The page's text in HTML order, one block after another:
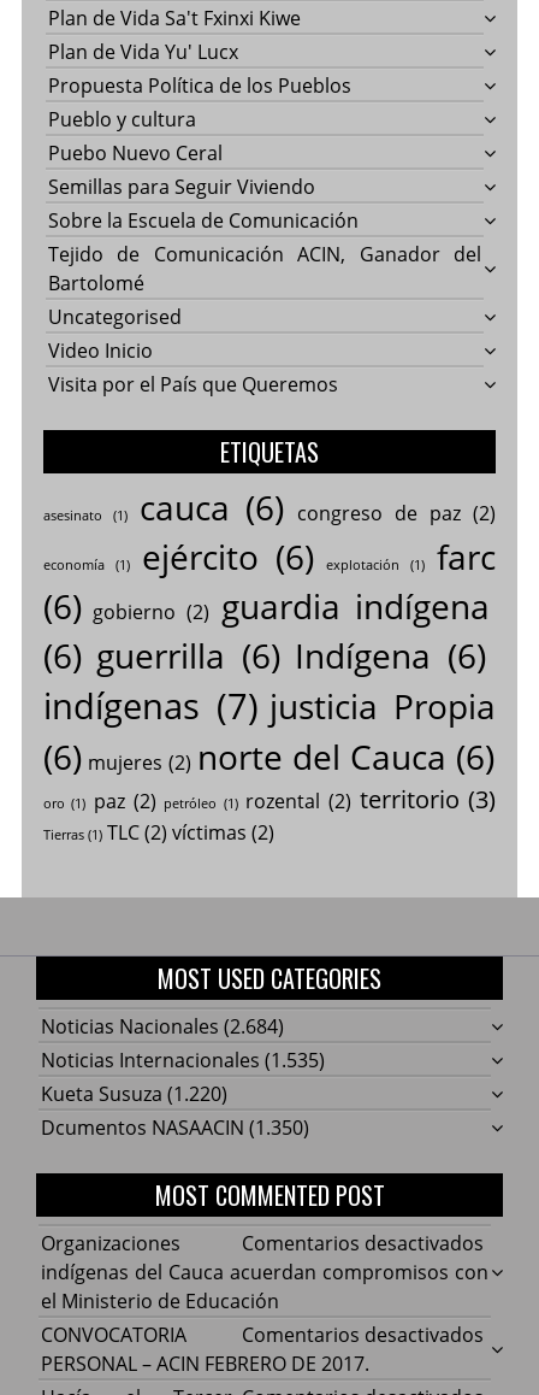
Plan de Vida Sa't Fxinxi Kiwe
Plan de Vida Yu' Lucx
Propuesta Política de los Pueblos
Pueblo y cultura
Puebo Nuevo Ceral
Semillas para Seguir Viviendo
Sobre la Escuela de Comunicación
Tejido de Comunicación ACIN, Ganador del
Bartolomé
Uncategorised
Video Inicio
Visita por el País que Queremos
ETIQUETAS
asesinato (1) cauca (6) congreso de paz(2)
economía(1) ejército (6) explotación (1)
farc
(6) gobierno (2) guardia indígena
(6) guerrilla (6) Indígena (6)
indígenas (7) justicia Propia
(6) mujeres (2) norte del Cauca (6)
oro (1) paz (2) petróleo (1) rozental (2) territorio (3)
Tierras(1) TLC(2) víctimas (2)
MOST USED CATEGORIES
Noticias Nacionales (2.684)
Noticias Internacionales (1.535)
Kueta Susuza (1.220)
Dcumentos NASAACIN (1.350)
MOST COMMENTED POST
Comentarios desactivados
Cauca
Organizaciones
indígenas del Cauca acuerdan compromisos con
el Ministerio de Educación
Comentarios desactivados
CONVOCATORIA
PERSONAL – ACIN FEBRERO DE 2017.